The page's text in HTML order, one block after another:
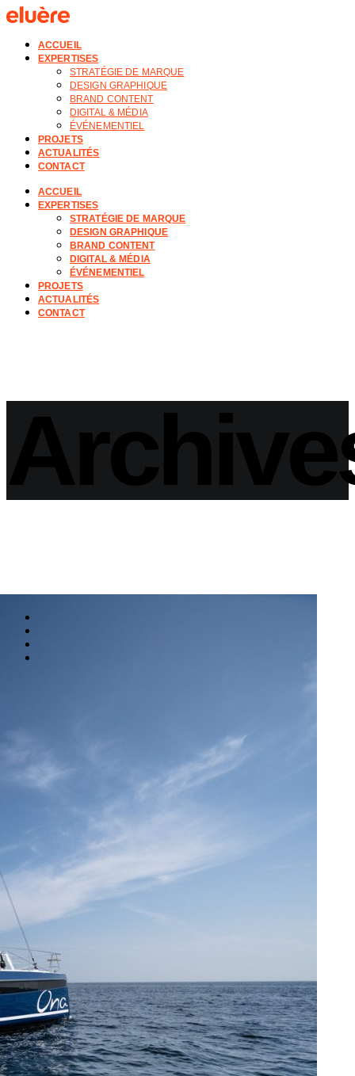
ACCUEIL
EXPERTISES
STRATÉGIE DE MARQUE
DESIGN GRAPHIQUE
BRAND CONTENT
DIGITAL & MÉDIA
ÉVÉNEMENTIEL
PROJETS
ACTUALITÉS
CONTACT
ACCUEIL
EXPERTISES
STRATÉGIE DE MARQUE
DESIGN GRAPHIQUE
BRAND CONTENT
DIGITAL & MÉDIA
ÉVÉNEMENTIEL
PROJETS
ACTUALITÉS
CONTACT